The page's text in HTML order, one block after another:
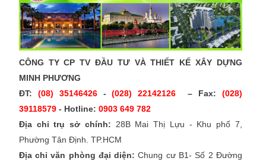
CÔNG TY CP TV ĐẦU TƯ VÀ THIẾT KẾ XÂY DỰNG
MINH PHƯƠNG
ĐT: (08) 35146426-(028) 22142126 – Fax: (028)
39118579- Hotline: 0903 649 782
Địa chỉ trụ sở chính: 28B Mai Thị Lựu - Khu phố 7,
Phường Tân Định. TP.HCM
Địa chỉ văn phòng đại diện: Chung cư B1- Số 2 Đường